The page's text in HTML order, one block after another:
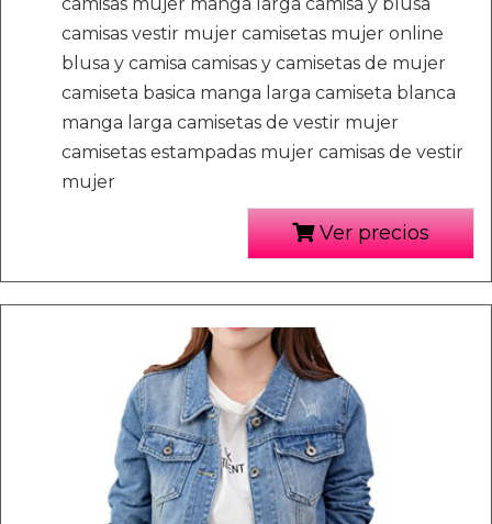
camisas mujer manga larga camisa y blusa
camisas vestir mujer camisetas mujer online
blusa y camisa camisas y camisetas de mujer
camiseta basica manga larga camiseta blanca
manga larga camisetas de vestir mujer
camisetas estampadas mujer camisas de vestir
mujer
Ver precios